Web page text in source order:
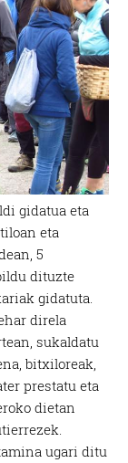
gidatua eta
eta
5
dituzte
gidatuta.
direla
sukaldatu
bitxiloreak,
prestatu eta
dietan
ugari ditu